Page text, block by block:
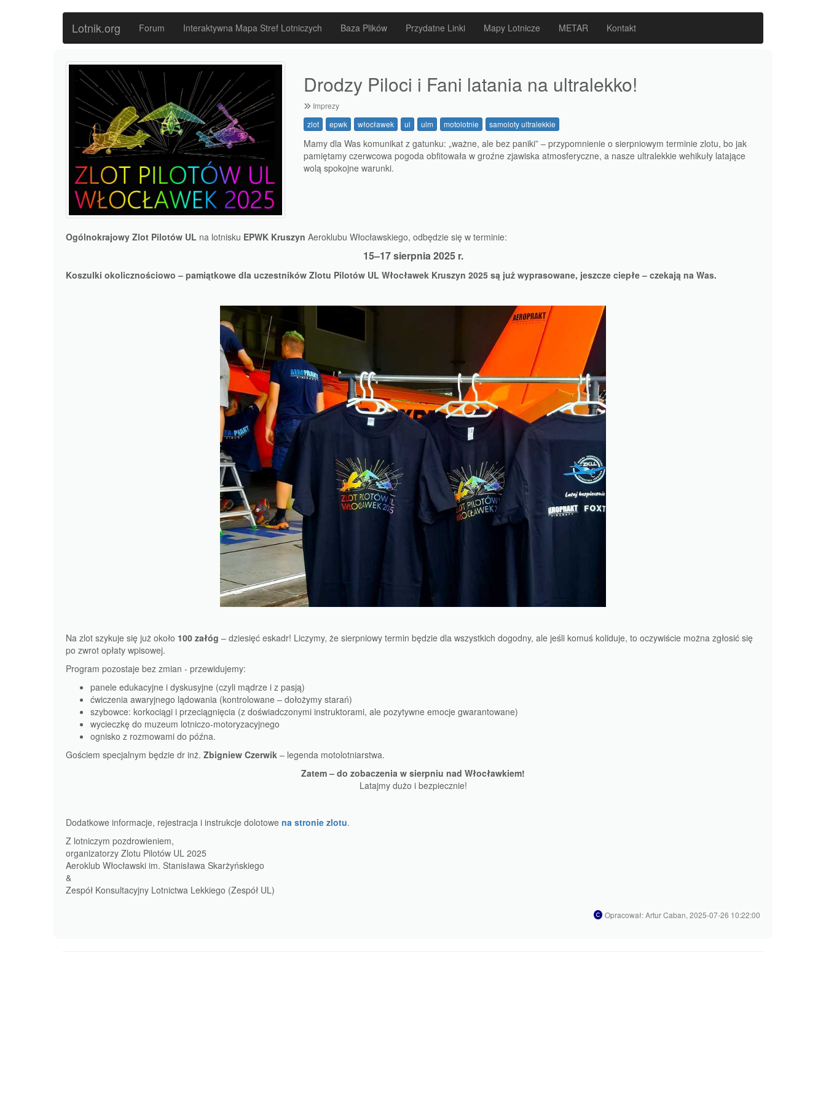
Lotnik.org Forum Interaktywna Mapa Stref Lotniczych Baza Plików Przydatne Linki Mapy Lotnicze METAR Kontakt
Drodzy Piloci i Fani latania na ultralekko!
Imprezy
zlot
epwk włocławek ul ulm motolotnie samoloty ultralekkie
Mamy dla Was komunikat z gatunku: „ważne, ale bez paniki” – przypomnienie o sierpniowym terminie zlotu, bo jak
pamiętamy czerwcowa pogoda obfitowała w groźne zjawiska atmosferyczne, a nasze ultralekkie wehikuły latające
wolą spokojne warunki.
Ogólnokrajowy Zlot Pilotów UL na lotnisku EPWK Kruszyn Aeroklubu Włocławskiego, odbędzie się w terminie:
15–17 sierpnia 2025 r.
Koszulki okolicznościowo – pamiątkowe dla uczestników Zlotu Pilotów UL Włocławek Kruszyn 2025 są już wyprasowane, jeszcze ciepłe – czekają na Was.
Na zlot szykuje się już około 100 załóg – dziesięć eskadr! Liczymy, że sierpniowy termin będzie dla wszystkich dogodny, ale jeśli komuś koliduje, to oczywiście można zgłosić się
po zwrot opłaty wpisowej.
Program pozostaje bez zmian - przewidujemy:
panele edukacyjne i dyskusyjne (czyli mądrze i z pasją)
ćwiczenia awaryjnego lądowania (kontrolowane – dołożymy starań)
szybowce: korkociągi i przeciągnięcia (z doświadczonymi instruktorami, ale pozytywne emocje gwarantowane)
wycieczkę do muzeum lotniczo-motoryzacyjnego
ognisko z rozmowami do późna.
Gościem specjalnym będzie dr inż. Zbigniew Czerwik – legenda motolotniarstwa.
Zatem – do zobaczenia w sierpniu nad Włocławkiem!
Latajmy dużo i bezpiecznie!
Dodatkowe informacje, rejestracja i instrukcje dolotowe na stronie zlotu.
Z lotniczym pozdrowieniem,
organizatorzy Zlotu Pilotów UL 2025
Aeroklub Włocławski im. Stanisława Skarżyńskiego
&
Zespół Konsultacyjny Lotnictwa Lekkiego (Zespół UL)
Opracował: Artur Caban, 2025-07-26 10:22:00